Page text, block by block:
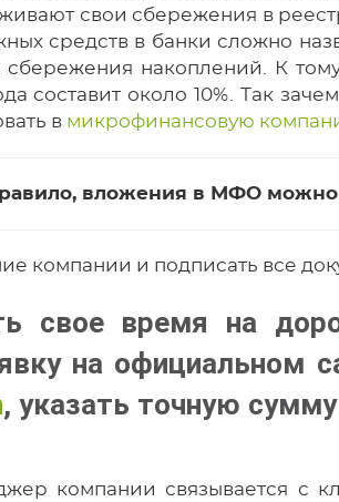
свои сбережения в
средств в банки сложно
накоплений. К
составит около 10%. Так
в микрофинансовую
вложения в МФО
компании и подписать все
свое время на
на официальном
, указать точную
компании связывается с